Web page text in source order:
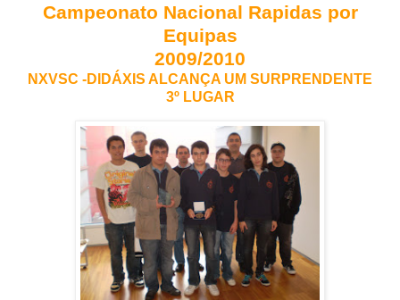
Campeonato Nacional Rapidas por
Equipas
2009/2010
NXVSC -DIDÁXIS ALCANÇA UM SURPRENDENTE
3º LUGAR